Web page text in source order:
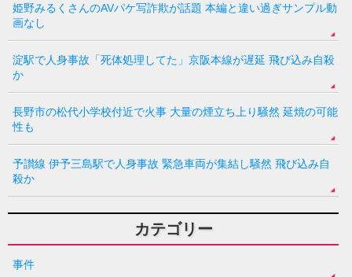
姫野みるくさんのAVパケ写詐欺が話題 本編と違い過ぎサンプル動
画なし
淀駅で人身事故「死体処理してた」京阪本線が遅延 飛び込み自殺
か
長野市の松代小学校付近で火事 大量の煙立ち上り騒然 延焼の可能
性も
予讃線 伊予三島駅で人身事故 緊急車両が集結し騒然 飛び込み自
殺か
カテゴリー
事件